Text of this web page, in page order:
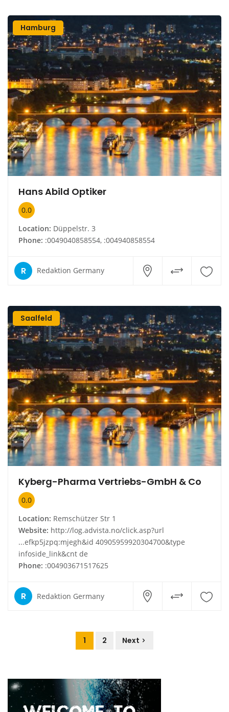
Hamburg
Hans Abild Optiker
0.0
Location: Düppelstr. 3
Phone: :0049040858554, :004940858554
R Redaktion Germany
Saalfeld
Kyberg-Pharma Vertriebs-GmbH & Co
0.0
Location: Remschützer Str 1
Website: http://log.advista.no/click.asp?url
...efkp5jzpq:mjegh&id 40905959920304700&type
infoside_link&cnt de
Phone: :004903671517625
R Redaktion Germany
1 2 Next